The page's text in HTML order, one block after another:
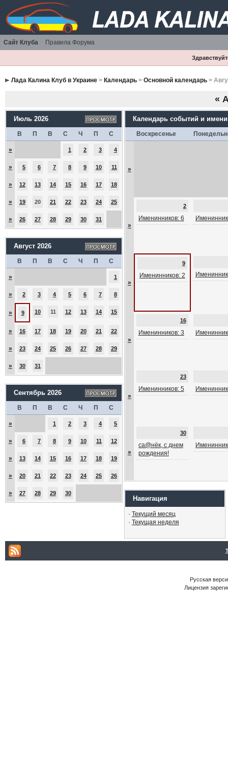
Сайт Клуба Правила Форума
Лада Калина Клуб в Украине> Календарь> Основной календарь>
«
Июль 2026
В П В С Ч П С
» 1 2 3 4
» 5 6 7 8 9 10 11
» 12 13 14 15 16 17 18
» 19 20 21 22 23 24 25
» 26 27 28 29 30 31
Август 2026
В П В С Ч П С
» 1
» 2 3 4 5 6 7 8
» 9 10 11 12 13 14 15
» 16 17 18 19 20 21 22
» 23 24 25 26 27 28 29
» 30 31
Сентябрь 2026
В П В С Ч П С
» 1 2 3 4 5
» 6 7 8 9 10 11 12
» 13 14 15 16 17 18 19
» 20 21 22 23 24 25 26
» 27 28 29 30
Календарь событий и
Воскресенье
»
»
2
Именинников: 6
»
9
Именинников: 2
»
16
Именинников: 3
»
23
Именинников: 5
»
30
са@нёк, с днем
рождения!
Навигация
· Текущий месяц
· Текущая неделя
Русская
Лицензия